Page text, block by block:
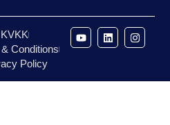
KVKK
Conditions
Policy